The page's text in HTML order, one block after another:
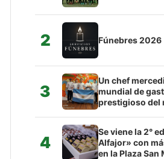
2 Fúnebres 2026
3
Un chef
mundial de
prestigioso del
4
Se viene la 2°
Alfajor» con
en la Plaza San